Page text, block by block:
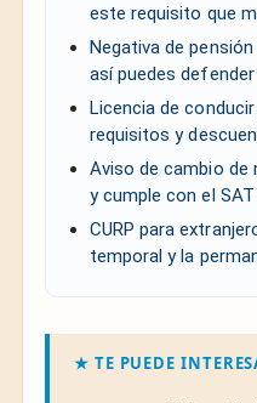
este requisito que
Negativa de
así puedes
Licencia de
requisitos y
Aviso de cambio de
y cumple con el
CURP para
temporal y la
★ TE PUEDE